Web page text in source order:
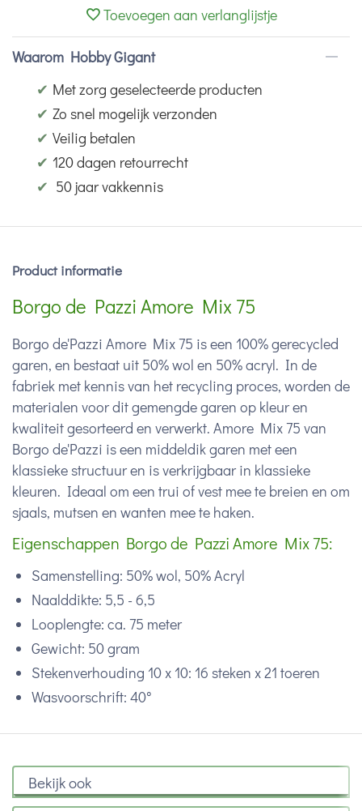
Toevoegen aan verlanglijstje
Waarom Hobby Gigant
✔ Met zorg geselecteerde producten
✔ Zo snel mogelijk verzonden
✔ Veilig betalen
✔ 120 dagen retourrecht
✔ 50 jaar vakkennis
Product informatie
Borgo de Pazzi Amore Mix 75
Borgo de'Pazzi Amore Mix 75 is een 100% gerecycled
garen, en bestaat uit 50% wol en 50% acryl. In de
fabriek met kennis van het recycling proces, worden de
materialen voor dit gemengde garen op kleur en
kwaliteit gesorteerd en verwerkt. Amore Mix 75 van
Borgo de'Pazzi is een middeldik garen met een
klassieke structuur en is verkrijgbaar in klassieke
kleuren. Ideaal om een trui of vest mee te breien en om
sjaals, mutsen en wanten mee te haken.
Eigenschappen Borgo de Pazzi Amore Mix 75:
Samenstelling: 50% wol, 50% Acryl
Naalddikte: 5,5 - 6,5
Looplengte: ca. 75 meter
Gewicht: 50 gram
Stekenverhouding 10 x 10: 16 steken x 21 toeren
Wasvoorschrift: 40°
Bekijk ook